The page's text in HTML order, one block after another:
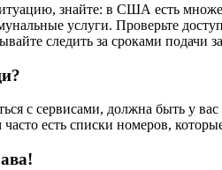
знайте: в США есть
услуги. Проверьте
следить за сроками подачи
с сервисами, должна быть у
есть списки номеров,